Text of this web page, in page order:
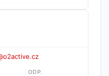
ODP.